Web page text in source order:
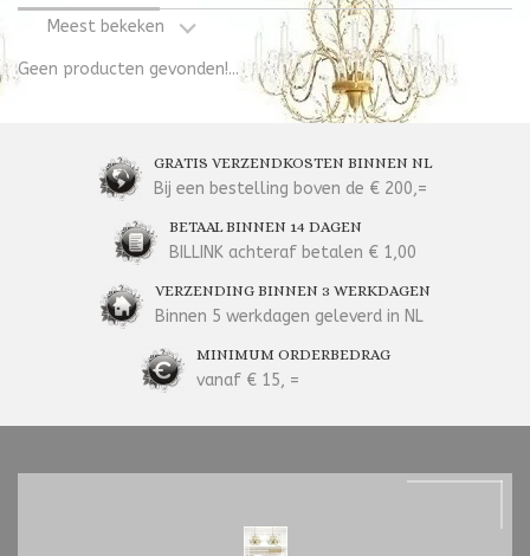
Meest bekeken
Geen producten gevonden!...
GRATIS VERZENDKOSTEN BINNEN NL
Bij een bestelling boven de € 200,=
BETAAL BINNEN 14 DAGEN
BILLINK achteraf betalen € 1,00
VERZENDING BINNEN 3 WERKDAGEN
Binnen 5 werkdagen geleverd in NL
MINIMUM ORDERBEDRAG
vanaf € 15, =